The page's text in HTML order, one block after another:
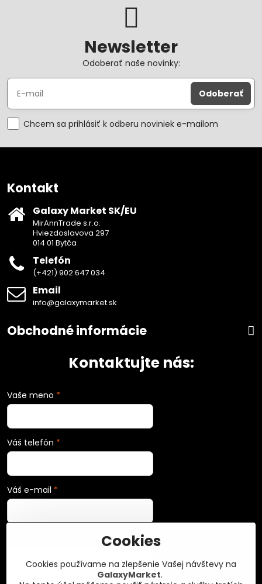
Newsletter
Odoberať naše novinky:
Odoberať
Chcem sa prihlásiť k odberu noviniek e-mailom
Kontakt
Galaxy Market SK/EU
MirAnnTrade s.r.o.
Hviezdoslavova 297
014 01 Bytča
Telefón
(+421) 902 647 034
Email
info@galaxymarket.sk
Obchodné informácie
Kontaktujte nás:
Vaše meno *
Váš telefón *
Váš e-mail *
Cookies
Cookies používame na zlepšenie Vašej návštevy na
GalaxyMarket.